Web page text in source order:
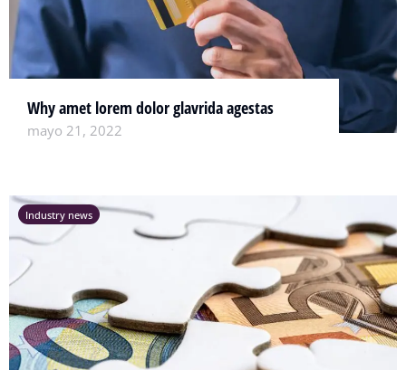
Why amet lorem dolor glavrida agestas
mayo 21, 2022
Industry news